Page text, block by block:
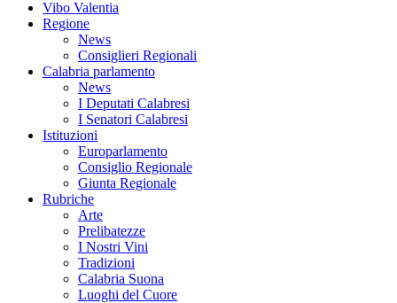
Vibo Valentia
Regione
News
Consiglieri Regionali
Calabria parlamento
News
I Deputati Calabresi
I Senatori Calabresi
Istituzioni
Europarlamento
Consiglio Regionale
Giunta Regionale
Rubriche
Arte
Prelibatezze
I Nostri Vini
Tradizioni
Calabria Suona
Luoghi del Cuore